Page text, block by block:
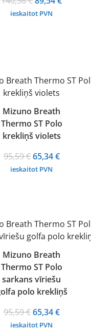
price
ieskaitot PVN
Mizuno Breath
Thermo ST Polo
krekliņš violets
95,59€Original
price
65,34€Current
ieskaitot PVN
Mizuno Breath
Thermo ST Polo
sarkans vīriešu
polo krekliņš
95,59€Original
price
65,34€Current
ieskaitot PVN